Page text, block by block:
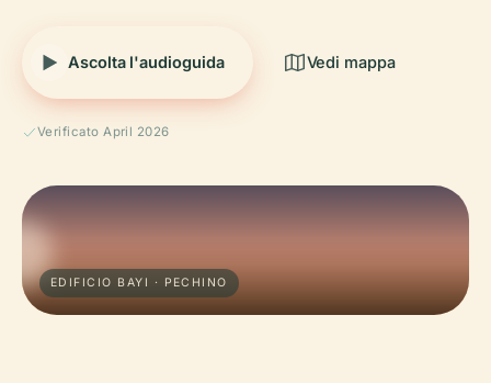
Ascolta l'audioguida Vedi mappa
Verificato April 2026
EDIFICIO BAYI · PECHINO